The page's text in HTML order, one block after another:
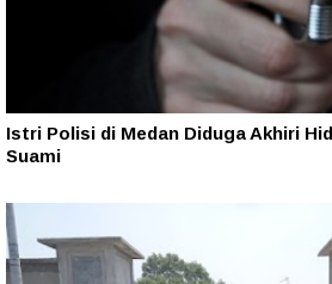
Istri Polisi di Medan Diduga Akhiri
Suami